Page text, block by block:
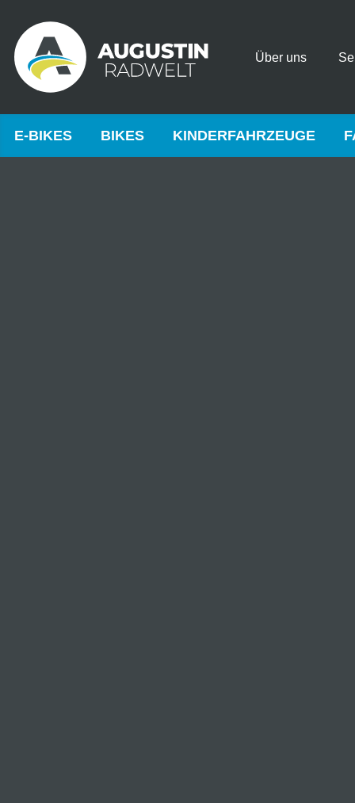
Über uns
E-BIKES BIKES KINDERFAHRZEUGE